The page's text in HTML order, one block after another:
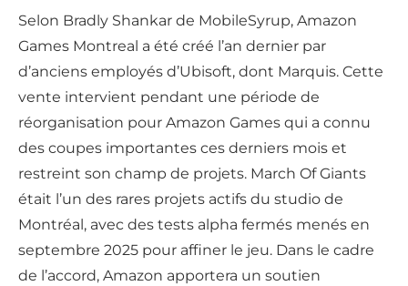
Selon Bradly Shankar de MobileSyrup, Amazon
Games Montreal a été créé l’an dernier par
d’anciens employés d’Ubisoft, dont Marquis. Cette
vente intervient pendant une période de
réorganisation pour Amazon Games qui a connu
des coupes importantes ces derniers mois et
restreint son champ de projets. March Of Giants
était l’un des rares projets actifs du studio de
Montréal, avec des tests alpha fermés menés en
septembre 2025 pour affiner le jeu. Dans le cadre
de l’accord, Amazon apportera un soutien